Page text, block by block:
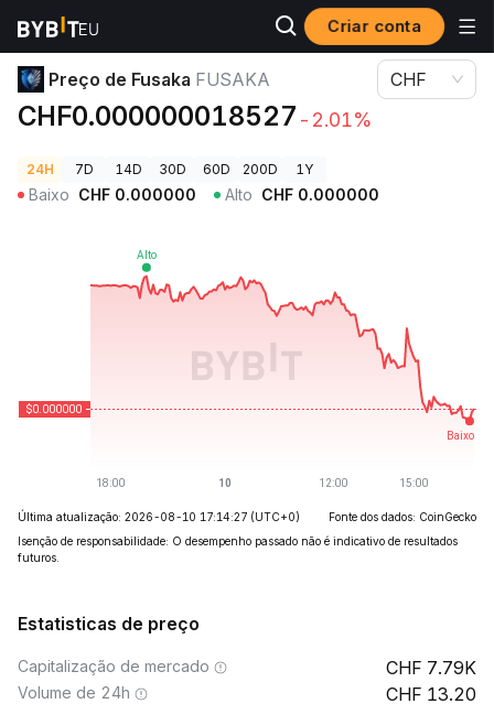
Criar conta
Preços de Criptomoedas Preço de Fusaka FUSAKA
Preço de Fusaka FUSAKA
CHF0.000000018527 -2.01%
CHF
24H 7D 14D 30D 60D 200D 1Y
Baixo CHF 0.000000 Alto CHF 0.000000
Última atualização: 2026-08-10 17:14:27 (UTC+0)
Fonte dos dados: CoinGecko
Isenção de responsabilidade: O desempenho passado não é indicativo de resultados
futuros.
Estatisticas de preço
Capitalização de mercado 7.79K
Volume de 24h 13.20